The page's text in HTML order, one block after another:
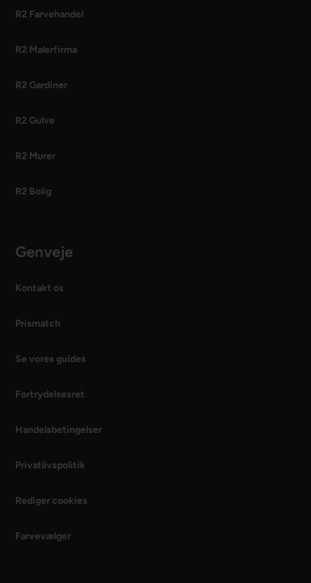
R2 Farvehandel
R2 Malerfirma
R2 Gardiner
R2 Gulve
R2 Murer
R2 Bolig
Genveje
Kontakt os
Prismatch
Se vores guides
Fortrydelsesret
Handelsbetingelser
Privatlivspolitik
Rediger cookies
Farvevælger